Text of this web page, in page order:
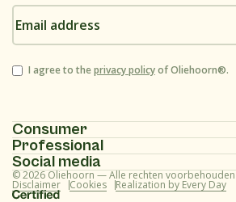
Email
address
Consent
I agree to theprivacy policyof Oliehoorn®.
Consumer
Homepage
Assortment
Professional
Homepage
Social media
Instagram
© 2026 Oliehoorn — Alle rechten voorbehouden
Disclaimer Cookies Realization by Every Day